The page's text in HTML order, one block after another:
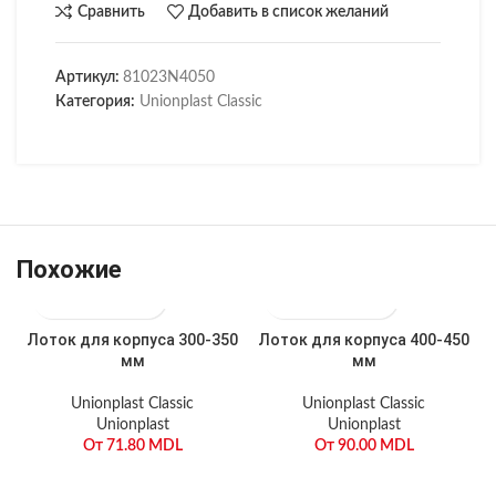
Сравнить Добавить в список желаний
Артикул: 81023N4050
Категория: Unionplast Classic
Похожие
Лоток для корпуса 300-350
мм
Unionplast Classic
Unionplast
От 71.80 MDL
Лоток для корпуса 400-450
мм
Unionplast Classic
Unionplast
От 90.00 MDL